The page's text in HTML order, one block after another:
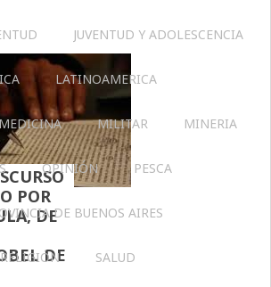
JUVENTUD Y ADOLESCENCIA
LATINOAMERICA
MEDICINA MILITAR MINERIA
OPINIÓN PESCA
DE BUENOS AIRES
RELIGIÓN SALUD
POR
DE
DE